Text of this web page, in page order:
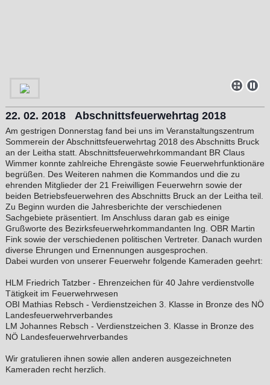
22. 02. 2018 Abschnittsfeuerwehrtag 2018
Am gestrigen Donnerstag fand bei uns im Veranstaltungszentrum
Sommerein der Abschnittsfeuerwehrtag 2018 des Abschnitts Bruck
an der Leitha statt. Abschnittsfeuerwehrkommandant BR Claus
Wimmer konnte zahlreiche Ehrengäste sowie Feuerwehrfunktionäre
begrüßen. Des Weiteren nahmen die Kommandos und die zu
ehrenden Mitglieder der 21 Freiwilligen Feuerwehrn sowie der
beiden Betriebsfeuerwehren des Abschnitts Bruck an der Leitha teil.
Zu Beginn wurden die Jahresberichte der verschiedenen
Sachgebiete präsentiert. Im Anschluss daran gab es einige
Grußworte des Bezirksfeuerwehrkommandanten Ing. OBR Martin
Fink sowie der verschiedenen politischen Vertreter. Danach wurden
diverse Ehrungen und Ernennungen ausgesprochen.
Dabei wurden von unserer Feuerwehr folgende Kameraden geehrt:
HLM Friedrich Tatzber - Ehrenzeichen für 40 Jahre verdienstvolle
Tätigkeit im Feuerwehrwesen
OBI Mathias Rebsch - Verdienstzeichen 3. Klasse in Bronze des NÖ
Landesfeuerwehrverbandes
LM Johannes Rebsch - Verdienstzeichen 3. Klasse in Bronze des
NÖ Landesfeuerwehrverbandes
Wir gratulieren ihnen sowie allen anderen ausgezeichneten
Kameraden recht herzlich.